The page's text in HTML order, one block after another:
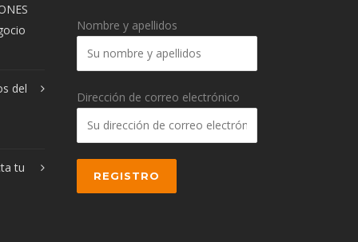
del
tu
Nombre y apellidos
Dirección de correo electrónico